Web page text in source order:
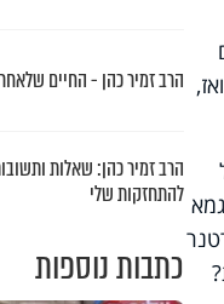
הרב זמיר כהן - החיים
הרב זמיר כהן: שאלות
להתחזקות שלי
כתבות נוספות